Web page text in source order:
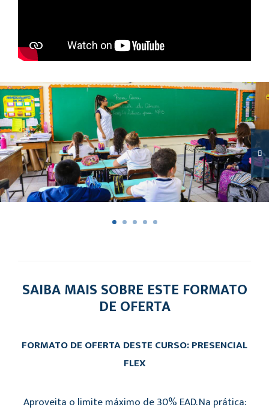
SAIBA MAIS SOBRE ESTE FORMATO
DE OFERTA
FORMATO DE OFERTA DESTE CURSO: PRESENCIAL
FLEX
Aproveita o limite máximo de 30% EAD. Na prática: